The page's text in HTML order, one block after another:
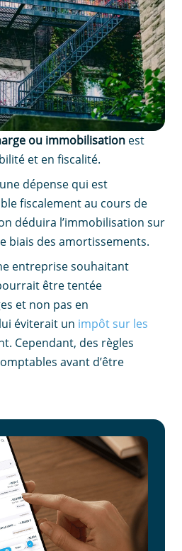
ou immobilisation est
et en fiscalité.
dépense qui est
fiscalement au cours de
déduira l’immobilisation sur
biais des amortissements.
entreprise souhaitant
être tentée
et non pas en
éviterait un impôt sur les
Cependant, des règles
avant d’être